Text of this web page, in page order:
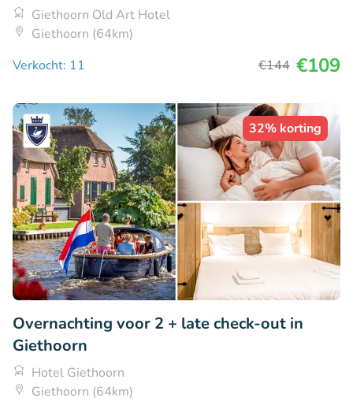
Giethoorn Old Art Hotel
Giethoorn (64km)
Verkocht: 11
€144 €109
32% korting
Overnachting voor 2 + late check-out in
Giethoorn
Hotel Giethoorn
Giethoorn (64km)